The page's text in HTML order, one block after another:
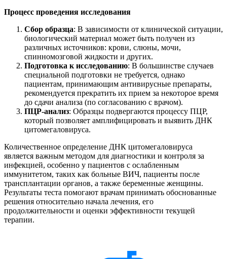
Процесс проведения исследования
Сбор образца: В зависимости от клинической ситуации,
биологический материал может быть получен из
различных источников: крови, слюны, мочи,
спинномозговой жидкости и других.
Подготовка к исследованию: В большинстве случаев
специальной подготовки не требуется, однако
пациентам, принимающим антивирусные препараты,
рекомендуется прекратить их прием за некоторое время
до сдачи анализа (по согласованию с врачом).
ПЦР-анализ: Образцы подвергаются процессу ПЦР,
который позволяет амплифицировать и выявить ДНК
цитомегаловируса.
Количественное определение ДНК цитомегаловируса
является важным методом для диагностики и контроля за
инфекцией, особенно у пациентов с ослабленным
иммунитетом, таких как больные ВИЧ, пациенты после
трансплантации органов, а также беременные женщины.
Результаты теста помогают врачам принимать обоснованные
решения относительно начала лечения, его
продолжительности и оценки эффективности текущей
терапии.